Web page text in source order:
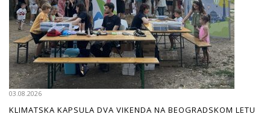
03.08.2026
KLIMATSKA KAPSULA DVA VIKENDA NA BEOGRADSKOM LETU